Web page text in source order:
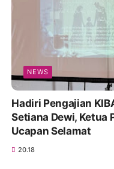
NEWS
Hadiri Pengajian
Setiana Dewi, Ketua
Ucapan Selamat
20.18